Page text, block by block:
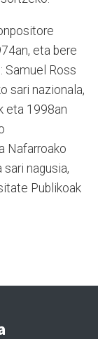
eta bere
Samuel Ross
sari nazionala,
eta 1998an
Nafarroako
nagusia,
Publikoak